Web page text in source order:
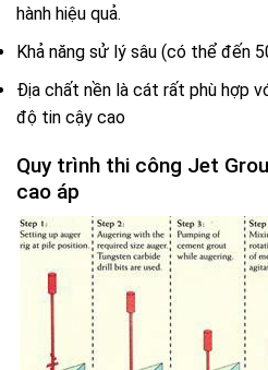
hành hiệu quả.
Khả năng sử lý sâu (có thể đến
Địa chất nền là cát rất phù hợp
độ tin cậy cao
Quy trình thi công Jet
cao áp